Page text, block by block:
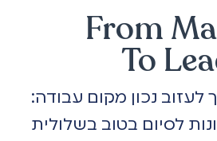
From
To
– איך לעזוב נכון מקום עבודה:
לסיום בטוב בשלולית